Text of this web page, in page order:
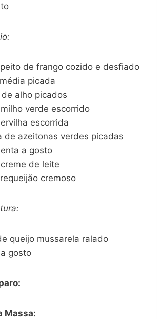
de frango cozido e desfiado
picada
alho picados
verde escorrido
escorrida
de azeitonas verdes picadas
a gosto
de leite
cremoso
queijo mussarela ralado
gosto
Massa: